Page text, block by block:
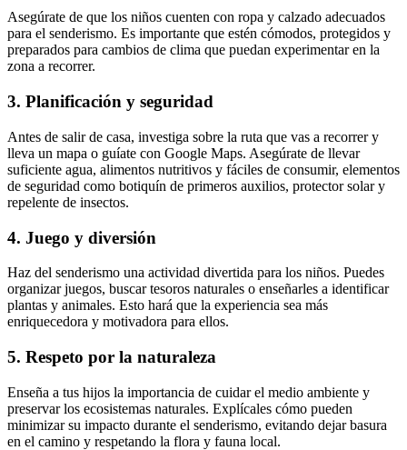
Asegúrate de que los niños cuenten con ropa y calzado adecuados
para el senderismo. Es importante que estén cómodos, protegidos y
preparados para cambios de clima que puedan experimentar en la
zona a recorrer.
3. Planificación y seguridad
Antes de salir de casa, investiga sobre la ruta que vas a recorrer y
lleva un mapa o guíate con Google Maps. Asegúrate de llevar
suficiente agua, alimentos nutritivos y fáciles de consumir, elementos
de seguridad como botiquín de primeros auxilios, protector solar y
repelente de insectos.
4. Juego y diversión
Haz del senderismo una actividad divertida para los niños. Puedes
organizar juegos, buscar tesoros naturales o enseñarles a identificar
plantas y animales. Esto hará que la experiencia sea más
enriquecedora y motivadora para ellos.
5. Respeto por la naturaleza
Enseña a tus hijos la importancia de cuidar el medio ambiente y
preservar los ecosistemas naturales. Explícales cómo pueden
minimizar su impacto durante el senderismo, evitando dejar basura
en el camino y respetando la flora y fauna local.